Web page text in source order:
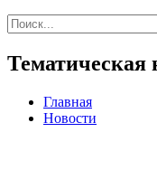
Тематическая
Главная
Новости